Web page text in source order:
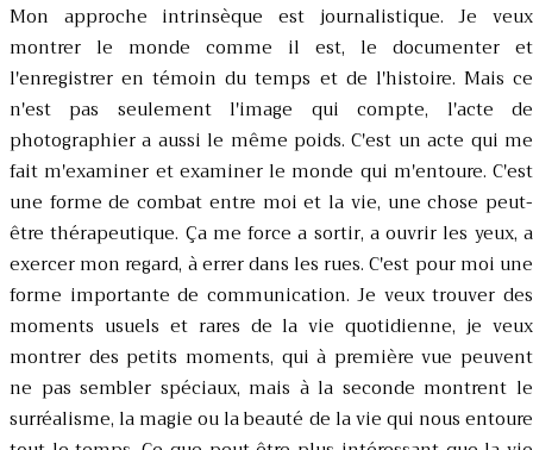
Mon approche intrinsèque est journalistique. Je veux
montrer le monde comme il est, le documenter et
l'enregistrer en témoin du temps et de l'histoire. Mais ce
n'est pas seulement l'image qui compte, l'acte de
photographier a aussi le même poids. C'est un acte qui me
fait m'examiner et examiner le monde qui m'entoure. C'est
une forme de combat entre moi et la vie, une chose peut-
être thérapeutique. Ça me force a sortir, a ouvrir les yeux, a
exercer mon regard, à errer dans les rues. C'est pour moi une
forme importante de communication. Je veux trouver des
moments usuels et rares de la vie quotidienne, je veux
montrer des petits moments, qui à première vue peuvent
ne pas sembler spéciaux, mais à la seconde montrent le
surréalisme, la magie ou la beauté de la vie qui nous entoure